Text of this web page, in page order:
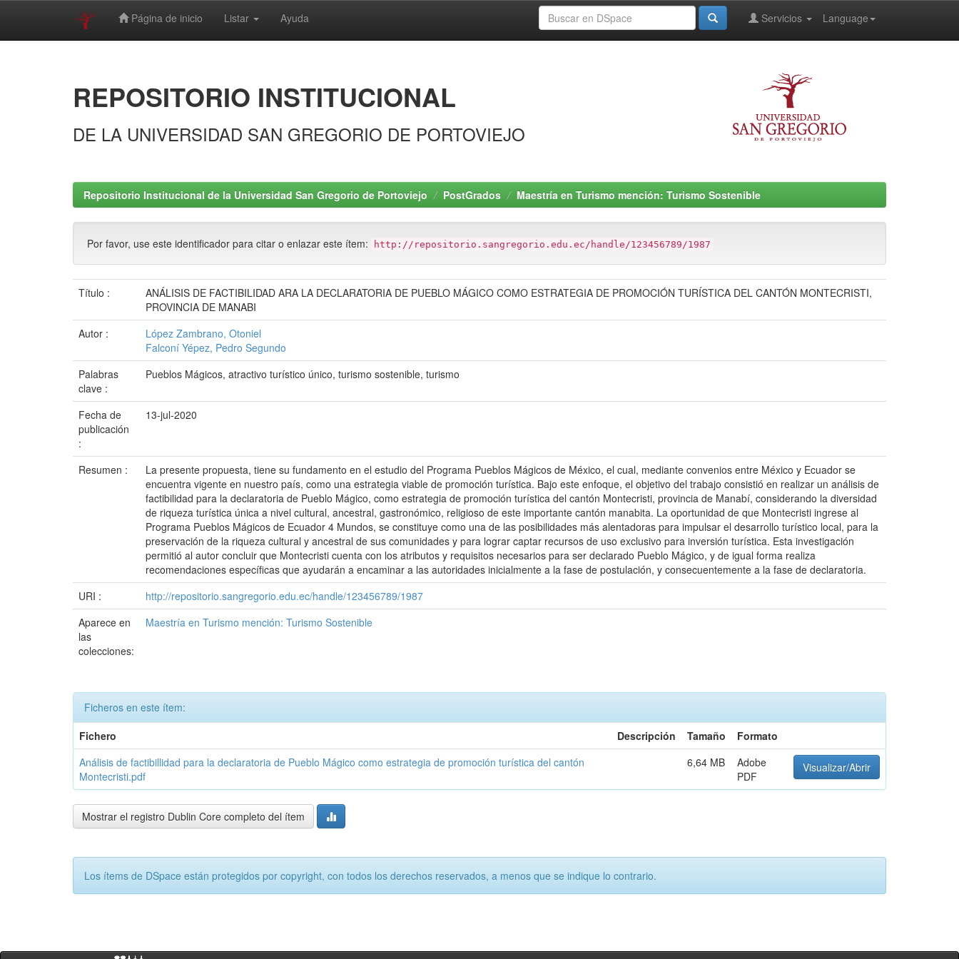
Página de inicio Listar Ayuda Language
Servicios
REPOSITORIO INSTITUCIONAL
DE LA UNIVERSIDAD SAN GREGORIO DE PORTOVIEJO
Repositorio Institucional de la Universidad San Gregorio de Portoviejo PostGrados Maestría en Turismo mención: Turismo Sostenible
Por favor, use este identificador para citar o enlazar este ítem: http://repositorio.sangregorio.edu.ec/handle/123456789/1987
Título :
ANÁLISIS DE FACTIBILIDAD ARA LA DECLARATORIA DE PUEBLO MÁGICO COMO ESTRATEGIA DE PROMOCIÓN TURÍSTICA DEL CANTÓN MONTECRISTI,
PROVINCIA DE MANABI
Autor :
López Zambrano, Otoniel
Falconí Yépez, Pedro Segundo
Palabras
clave :
Pueblos Mágicos, atractivo turístico único, turismo sostenible, turismo
Fecha de
publicación
:
13-jul-2020
Resumen :
La presente propuesta, tiene su fundamento en el estudio del Programa Pueblos Mágicos de México, el cual, mediante convenios entre México y Ecuador se
encuentra vigente en nuestro país, como una estrategia viable de promoción turística. Bajo este enfoque, el objetivo del trabajo consistió en realizar un análisis de
factibilidad para la declaratoria de Pueblo Mágico, como estrategia de promoción turística del cantón Montecristi, provincia de Manabí, considerando la diversidad
de riqueza turística única a nivel cultural, ancestral, gastronómico, religioso de este importante cantón manabita. La oportunidad de que Montecristi ingrese al
Programa Pueblos Mágicos de Ecuador 4 Mundos, se constituye como una de las posibilidades más alentadoras para impulsar el desarrollo turístico local, para la
preservación de la riqueza cultural y ancestral de sus comunidades y para lograr captar recursos de uso exclusivo para inversión turística. Esta investigación
permitió al autor concluir que Montecristi cuenta con los atributos y requisitos necesarios para ser declarado Pueblo Mágico, y de igual forma realiza
recomendaciones específicas que ayudarán a encaminar a las autoridades inicialmente a la fase de postulación, y consecuentemente a la fase de declaratoria.
URI :
http://repositorio.sangregorio.edu.ec/handle/123456789/1987
Aparece en
las
colecciones:
Maestría en Turismo mención: Turismo Sostenible
Ficheros en este ítem:
Fichero
Descripción Tamaño
Formato
Análisis de factibillidad para la declaratoria de Pueblo Mágico como estrategia de promoción turística del cantón
Montecristi.pdf
6,64 MB
Adobe
PDF
Visualizar/Abrir
Mostrar el registro Dublin Core completo del ítem
Los ítems de DSpace están protegidos por copyright, con todos los derechos reservados, a menos que se indique lo contrario.